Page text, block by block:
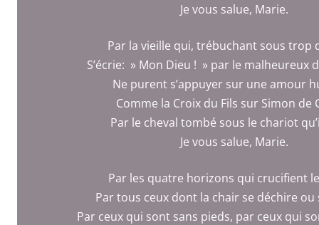
Je vous salue, Marie.
Par la vieille qui, trébuchant sous trop
S’écrie: » Mon Dieu ! » par le malheureux
Ne purent s’appuyer sur une amour
Comme la Croix du Fils sur Simon de
Par le cheval tombé sous le chariot
Je vous salue, Marie.
Par les quatre horizons qui crucifient
Par tous ceux dont la chair se déchire ou
Par ceux qui sont sans pieds, par ceux qui